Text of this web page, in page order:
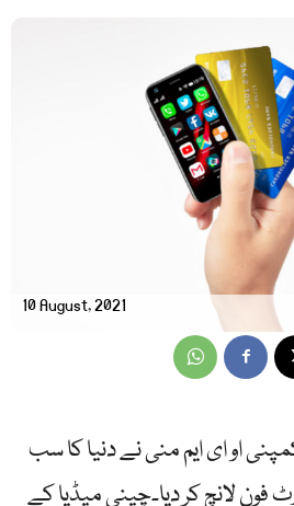
10 August, 2021
او ای ایم منی نے دنیا کا سب
فون لانچ کر دیا۔چینی میڈیا کے